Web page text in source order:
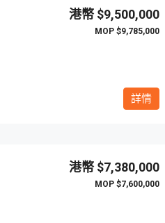
$9,500,000
$9,785,000
詳情
$7,380,000
$7,600,000